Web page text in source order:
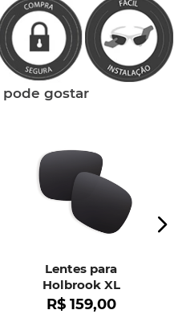
gostar
Lentes para
Holbrook XL
R$ 159,00